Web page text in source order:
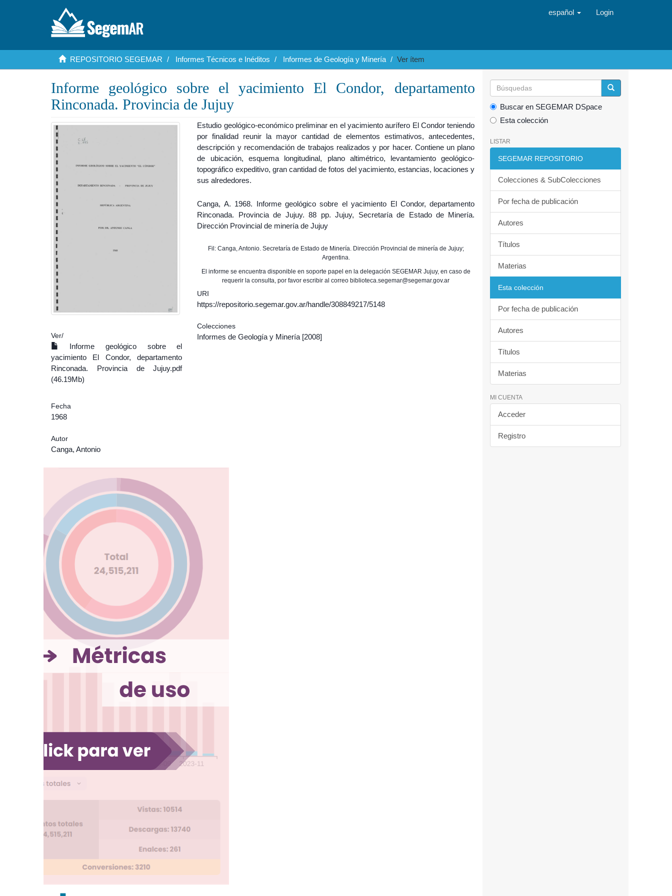
español Login
REPOSITORIO SEGEMAR Informes Técnicos e Inéditos Informes de Geología y Minería Ver ítem
Informe geológico sobre el yacimiento El Condor, departamento
Rinconada. Provincia de Jujuy
Ver/
Informe geológico sobre el
yacimiento El Condor, departamento
Rinconada. Provincia de Jujuy.pdf
(46.19Mb)
Fecha
1968
Autor
Canga, Antonio
Estudio geológico-económico preliminar en el yacimiento aurífero El Condor teniendo
por finalidad reunir la mayor cantidad de elementos estimativos, antecedentes,
descripción y recomendación de trabajos realizados y por hacer. Contiene un plano
de ubicación, esquema longitudinal, plano altimétrico, levantamiento geológico-
topográfico expeditivo, gran cantidad de fotos del yacimiento, estancias, locaciones y
sus alrededores.
Canga, A. 1968. Informe geológico sobre el yacimiento El Condor, departamento
Rinconada. Provincia de Jujuy. 88 pp. Jujuy, Secretaría de Estado de Minería.
Dirección Provincial de minería de Jujuy
Fil: Canga, Antonio. Secretaría de Estado de Minería. Dirección Provincial de minería de Jujuy;
Argentina.
El informe se encuentra disponible en soporte papel en la delegación SEGEMAR Jujuy, en caso de
requerir la consulta, por favor escribir al correo biblioteca.segemar@segemar.gov.ar
URI
https://repositorio.segemar.gov.ar/handle/308849217/5148
Colecciones
Informes de Geología y Minería [2008]
Buscar en SEGEMAR DSpace
Esta colección
LISTAR
SEGEMAR REPOSITORIO
Colecciones & SubColecciones
Por fecha de publicación
Autores
Títulos
Materias
Esta colección
Por fecha de publicación
Autores
Títulos
Materias
MI CUENTA
Acceder
Registro